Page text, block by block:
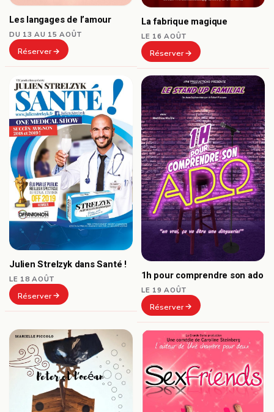
Les langages de l’amour
DU 13 AU 15 AOÛT
Réserver
La fabrique magique
LE 16 AOÛT
Réserver
Julien Strelzyk dans Santé !
LE 18 AOÛT
Réserver
1h pour comprendre son ado
LE 19 AOÛT
Réserver